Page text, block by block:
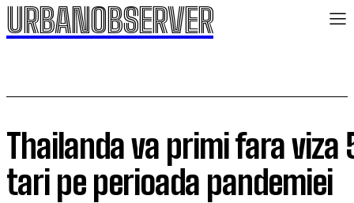
URBANOBSERVER
Thailanda va primi fara viza
tari pe perioada pandemiei